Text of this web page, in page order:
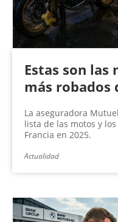
Estas son
más robados
La aseguradora
lista de las motos y
Francia en 2025.
Actualidad